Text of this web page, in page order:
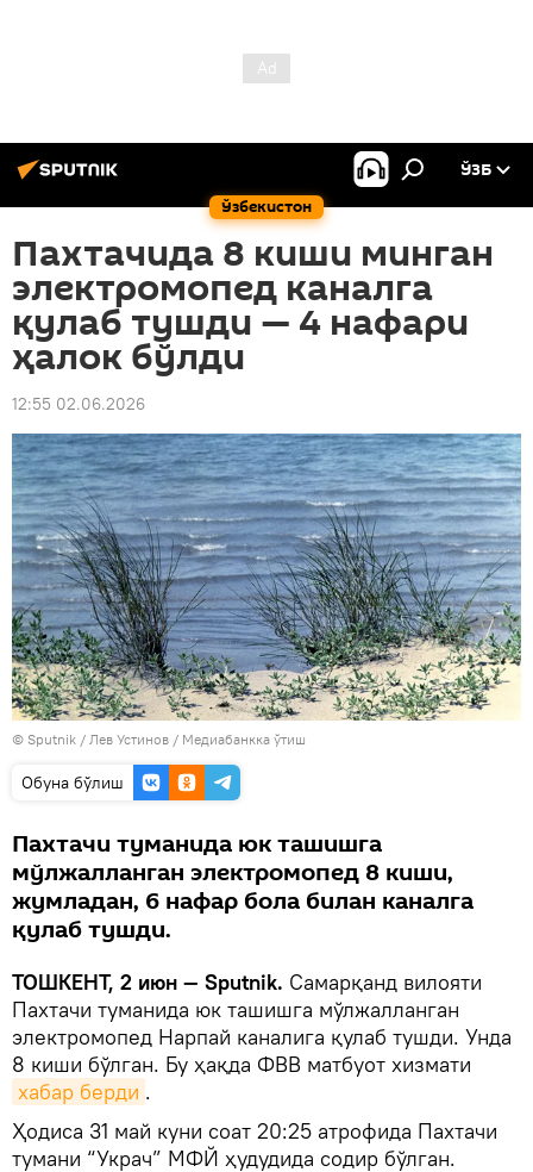
Ўзбекистон
ЎЗБ
Пахтачида 8 киши минган
электромопед каналга
қулаб тушди — 4 нафари
ҳалок бўлди
12:55 02.06.2026
© Sputnik / Лев Устинов / Медиабанкка ўтиш
Oбуна бўлиш
Пахтачи туманида юк ташишга
мўлжалланган электромопед 8 киши,
жумладан, 6 нафар бола билан каналга
қулаб тушди.
ТОШКЕНТ, 2 июн — Sputnik. Самарқанд вилояти
Пахтачи туманида юк ташишга мўлжалланган
электромопед Нарпай каналига қулаб тушди. Унда
8 киши бўлган. Бу ҳақда ФВВ матбуот хизмати
хабар берди .
Ҳодиса 31 май куни соат 20:25 атрофида Пахтачи
тумани “Украч” МФЙ ҳудудида содир бўлган.